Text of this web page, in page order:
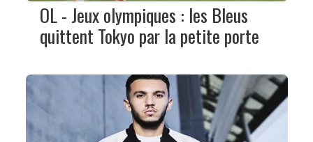
OL - Jeux olympiques : les Bleus
quittent Tokyo par la petite porte